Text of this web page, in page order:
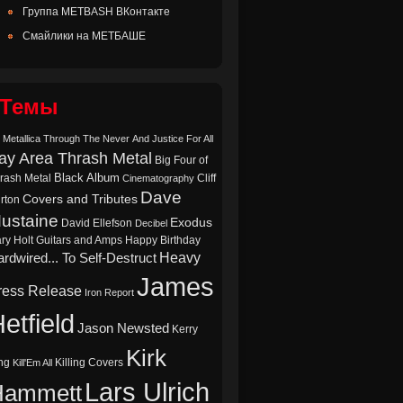
Группа METBASH ВКонтакте
Смайлики на МЕТБАШЕ
Темы
Metallica Through The Never And Justice For All
Area Thrash Metal Big Four of
Metal Black Album Cinematography Cliff
Covers and Tributes Dave
David Ellefson Decibel Exodus
Holt Guitars and Amps Happy Birthday
To Self-Destruct Heavy
Release Iron Report James
Jason Newsted Kerry
Kill'Em All Killing Covers Kirk
Lars Ulrich